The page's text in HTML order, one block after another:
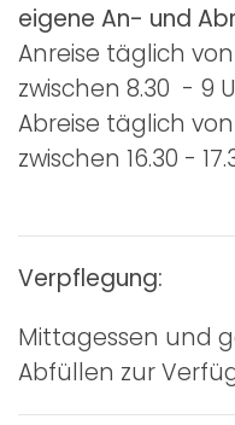
eigene An- und
Anreise täglich
zwischen 8.30 - 9
Abreise täglich
zwischen 16.30 -
Verpflegung:
Mittagessen und
Abfüllen zur